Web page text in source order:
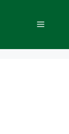
Menu